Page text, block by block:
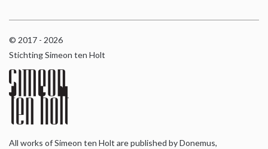
© 2017 - 2026
Stichting Simeon ten Holt
All works of Simeon ten Holt are published by Donemus,